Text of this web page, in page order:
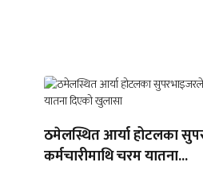
ठमेलस्थित आर्या होटलका
कर्मचारीमाथि चरम यातना...